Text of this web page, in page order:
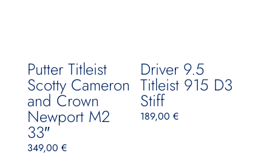
Putter Titleist
Scotty Cameron
and Crown
Newport M2
33″
349,00 €
Driver 9.5
Titleist 915 D3
Stiff
189,00€